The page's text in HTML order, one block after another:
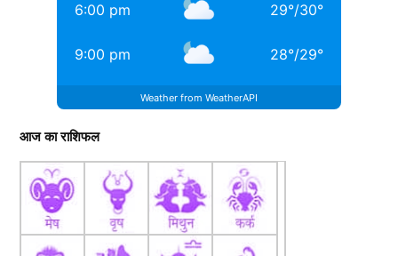
6:00 pm 29°/30°
9:00 pm 28°/29°
Weather from WeatherAPI
आज का राशिफल